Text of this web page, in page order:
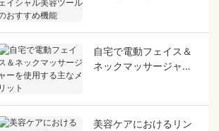
自宅で電動フェイス＆
ネックマッサージャー
美容ケアにおけるリン